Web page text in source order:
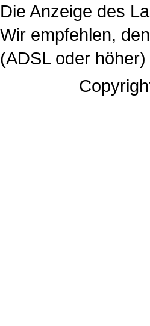
Die Anzeige des
Wir empfehlen,
(ADSL oder